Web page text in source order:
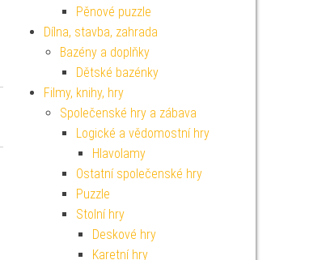
Pěnové puzzle
Dílna, stavba, zahrada
Bazény a doplňky
Dětské bazénky
Filmy, knihy, hry
Společenské hry a zábava
Logické a vědomostní hry
Hlavolamy
Ostatní společenské hry
Puzzle
Stolní hry
Deskové hry
Karetní hry